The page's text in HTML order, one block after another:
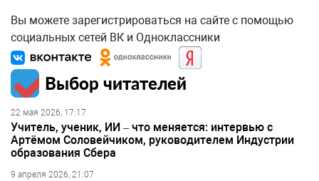
Вы можете зарегистрироваться на сайте с помощью
социальных сетей ВК и Одноклассники
Выбор читателей
22 мая 2026, 17:17
Учитель, ученик, ИИ – что меняется: интервью с
Артёмом Соловейчиком, руководителем Индустрии
образования Сбера
9 апреля 2026, 21:07